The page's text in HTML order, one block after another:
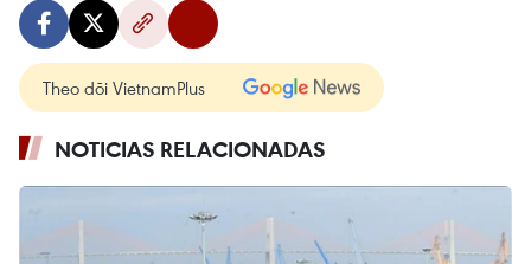
Theo dõi VietnamPlus
NOTICIAS RELACIONADAS